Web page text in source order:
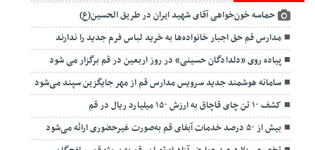
حماسه خون‌خواهی آقای شهید ایران در طریق الحسین(ع)
مدارس قم حق اجبار خانواده‌ها به خرید لباس فرم جدید را ندارند
پیاده روی «دلدادگان حسینی» در روز اربعین در قم برگزار می شود
سامانه هوشمند جدید سرویس مدارس قم از مهر جایگزین سپند می‌شود
کشف ۱۰ تن چای قاچاق به ارزش ۱۵۰ میلیارد ریال در قم
بیش از ۵۰ درصد خدمات آبفای قم به‌صورت غیرحضوری ارائه می‌شود